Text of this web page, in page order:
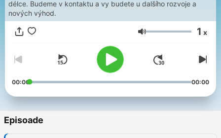
délce. Budeme v kontaktu a vy budete u dalšího rozvoje a
nových výhod.
Volum 1 x
00:00 00:00
Episoade